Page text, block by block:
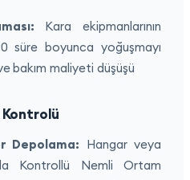
Kara ekipmanlarının
süre boyunca yoğuşmayı
bakım maliyeti düşüşü
Depolama: Hangar veya
Kontrollü Nemli Ortam